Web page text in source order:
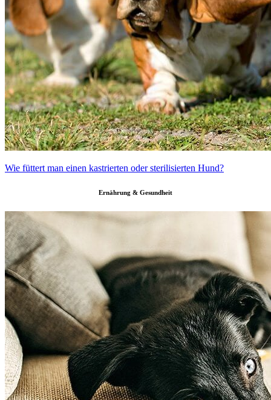
Wie füttert man einen kastrierten oder sterilisierten Hund?
Ernährung & Gesundheit